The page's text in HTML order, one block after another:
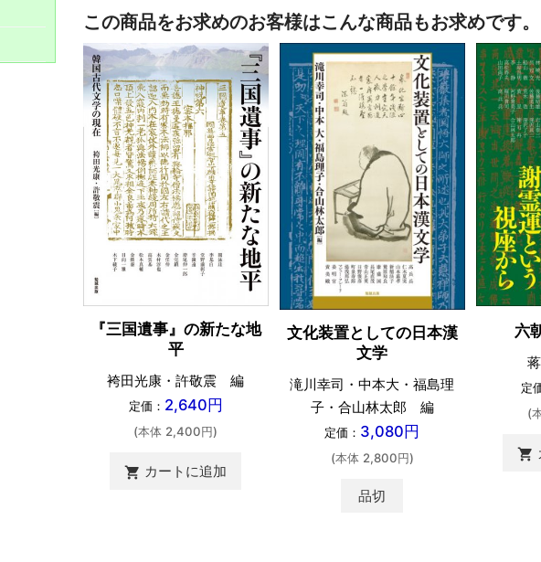
この商品をお求めのお客様はこんな商品もお求めです。
『三国遺事』の新たな地
平
袴田光康・許敬震 編
定価： 2,640円
(本体 2,400円)
shopping_cart カートに追加
文化装置としての日本漢
文学
滝川幸司・中本大・福島理
子・合山林太郎 編
定価： 3,080円
(本体 2,800円)
品切
六
定
(
shopping_cart